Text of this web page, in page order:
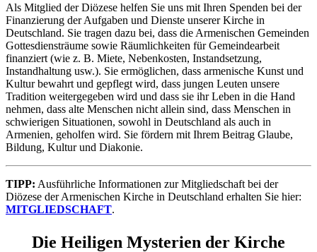
Als Mitglied der Diözese helfen Sie uns mit Ihren Spenden bei der
Finanzierung der Aufgaben und Dienste unserer Kirche in
Deutschland. Sie tragen dazu bei, dass die Armenischen Gemeinden
Gottesdiensträume sowie Räumlichkeiten für Gemeindearbeit
finanziert (wie z. B. Miete, Nebenkosten, Instandsetzung,
Instandhaltung usw.). Sie ermöglichen, dass armenische Kunst und
Kultur bewahrt und gepflegt wird, dass jungen Leuten unsere
Tradition weitergegeben wird und dass sie ihr Leben in die Hand
nehmen, dass alte Menschen nicht allein sind, dass Menschen in
schwierigen Situationen, sowohl in Deutschland als auch in
Armenien, geholfen wird. Sie fördern mit Ihrem Beitrag Glaube,
Bildung, Kultur und Diakonie.
TIPP: Ausführliche Informationen zur Mitgliedschaft bei der
Diözese der Armenischen Kirche in Deutschland erhalten Sie hier:
MITGLIEDSCHAFT.
Die Heiligen Mysterien der Kirche